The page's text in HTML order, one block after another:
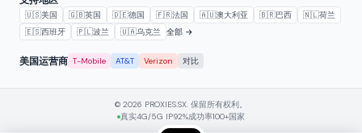
🇺🇸美国 🇬🇧英国 🇩🇪德国 🇫🇷法国 🇦🇺澳大利亚 🇧🇷巴西 🇳🇱荷兰
🇪🇸西班牙 🇵🇱波兰 🇺🇦乌克兰 全部 →
美国运营商 T-Mobile AT&T Verizon 对比
© 2026 PROXIES.SX. 保留所有权利。
真实4G/5G IP92%成功率100+国家